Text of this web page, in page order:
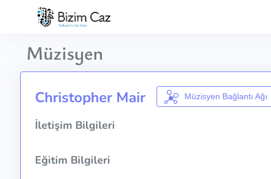
Müzisyen
Christopher Mair Müzisyen Bağlantı Ağı
İletişim Bilgileri
Eğitim Bilgileri